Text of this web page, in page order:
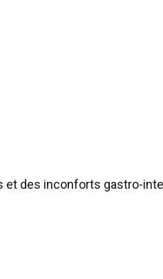
des inconforts gastro-